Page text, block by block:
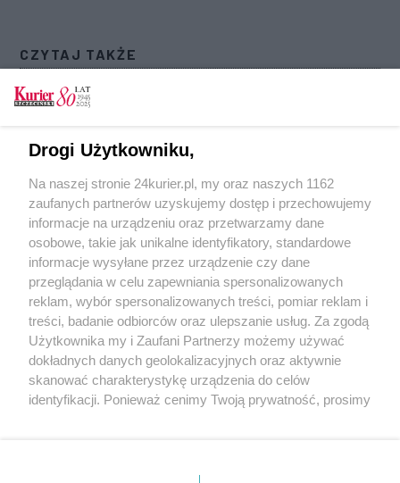
CZYTAJ TAKŻE
Pracodawcy komentują: Przeciętna płaca
wyższa o ponad 10% niż rok temu
Pracodawcy komentują: Płaca minimalna
umiarkowanie wzrośnie
Pracodawcy komentują: Sezonowy spadek
bezrobocia
POGODA
19℃
Zobacz prognozę na 3 dni
Drogi Użytkowniku,
Na naszej stronie 24kurier.pl, my oraz naszych 1162
zaufanych partnerów uzyskujemy dostęp i przechowujemy
informacje na urządzeniu oraz przetwarzamy dane
osobowe, takie jak unikalne identyfikatory, standardowe
informacje wysyłane przez urządzenie czy dane
przeglądania w celu zapewniania spersonalizowanych
reklam, wybór spersonalizowanych treści, pomiar reklam i
treści, badanie odbiorców oraz ulepszanie usług. Za zgodą
Użytkownika my i Zaufani Partnerzy możemy używać
dokładnych danych geolokalizacyjnych oraz aktywnie
skanować charakterystykę urządzenia do celów
identyfikacji. Ponieważ cenimy Twoją prywatność, prosimy
prywatności znajdujący się w lewym dolnym rogu strony